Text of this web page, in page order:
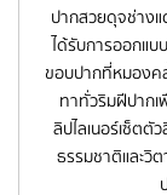
ปากสวยดุจช่าง
ได้รับการออกแบ
ขอบปากที่หมองค
ทาทั่วริมฝีปากเ
ลิปไลเนอร์เซ็ต
ธรรมชาติและวิ